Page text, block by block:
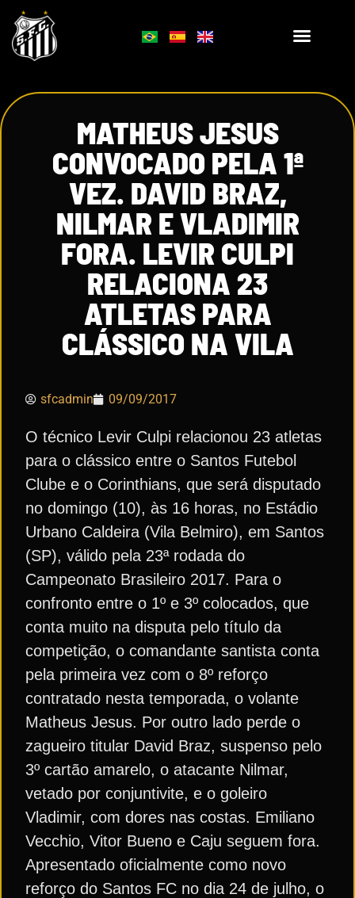
MATHEUS JESUS
CONVOCADO PELA 1ª
VEZ. DAVID BRAZ,
NILMAR E VLADIMIR
FORA. LEVIR CULPI
RELACIONA 23
ATLETAS PARA
CLÁSSICO NA VILA
sfcadmin 09/09/2017
O técnico Levir Culpi relacionou 23 atletas
para o clássico entre o Santos Futebol
Clube e o Corinthians, que será disputado
no domingo (10), às 16 horas, no Estádio
Urbano Caldeira (Vila Belmiro), em Santos
(SP), válido pela 23ª rodada do
Campeonato Brasileiro 2017. Para o
confronto entre o 1º e 3º colocados, que
conta muito na disputa pelo título da
competição, o comandante santista conta
pela primeira vez com o 8º reforço
contratado nesta temporada, o volante
Matheus Jesus. Por outro lado perde o
zagueiro titular David Braz, suspenso pelo
3º cartão amarelo, o atacante Nilmar,
vetado por conjuntivite, e o goleiro
Vladimir, com dores nas costas. Emiliano
Vecchio, Vitor Bueno e Caju seguem fora.
Apresentado oficialmente como novo
reforço do Santos FC no dia 24 de julho, o